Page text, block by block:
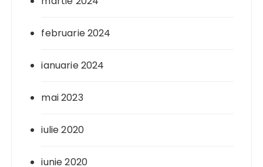
februarie 2024
ianuarie 2024
mai 2023
iulie 2020
iunie 2020